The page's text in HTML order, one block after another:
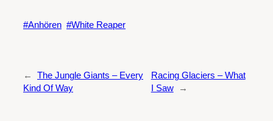
Anhören White Reaper
←
The Jungle Giants – Every
Kind Of Way
Racing Glaciers – What
I Saw
→